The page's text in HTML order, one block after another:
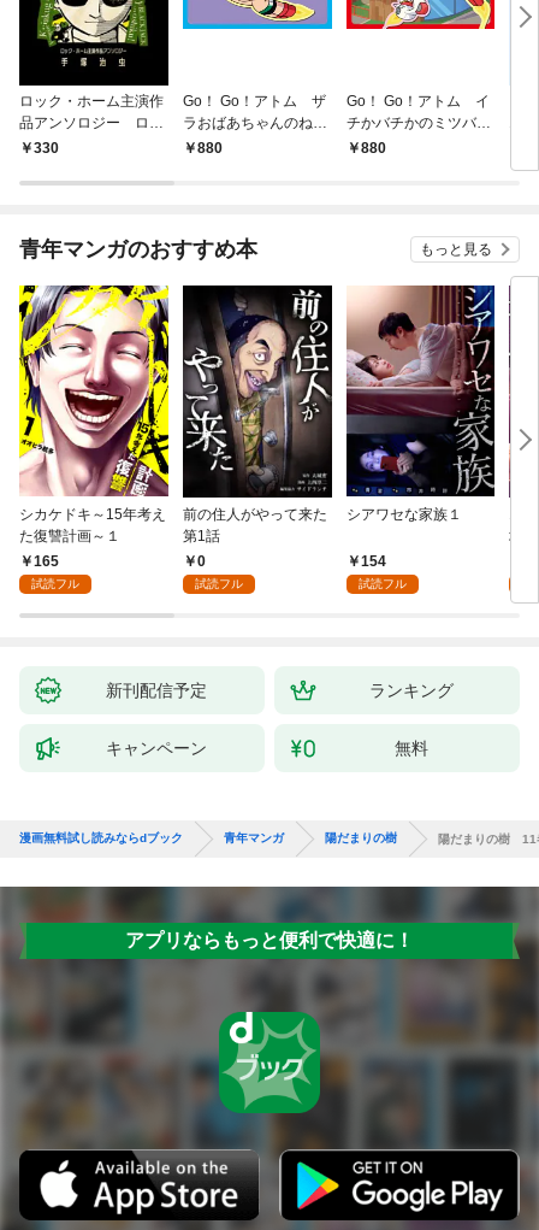
ロック・ホーム主演作
品アンソロジー ロッ
ク祭（フェスティバ
330
Go！ Go！アトム ザ
ラおばあちゃんのねが
い880
Go！ Go！アトム イ
チかバチかのミツバチ
ミッション
880
青年マンガのおすすめ本 もっと見る
シカケドキ～15年考え
た復讐計画～１
165
試読フル
前の住人がやって来た
第1話
0
試読フル
シアワセな家族１
154
試読フル
地
新刊配信予定 ランキング
キャンペーン 無料
漫画無料試し読みならdブック 青年マンガ 陽だまりの樹 陽だまりの樹 11
アプリならもっと便利で快適に！